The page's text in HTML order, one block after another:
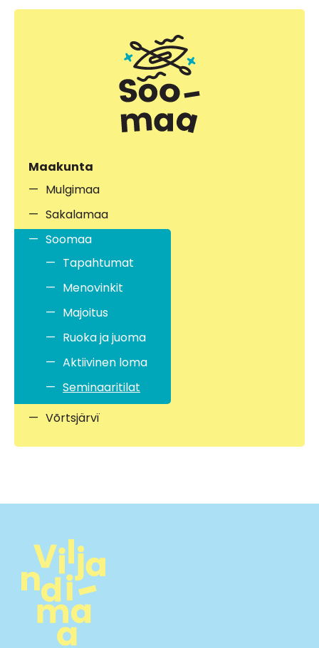
Maakunta
Mulgimaa
Sakalamaa
Soomaa
Tapahtumat
Menovinkit
Majoitus
Ruoka ja juoma
Aktiivinen loma
Seminaaritilat
Võrtsjärvï